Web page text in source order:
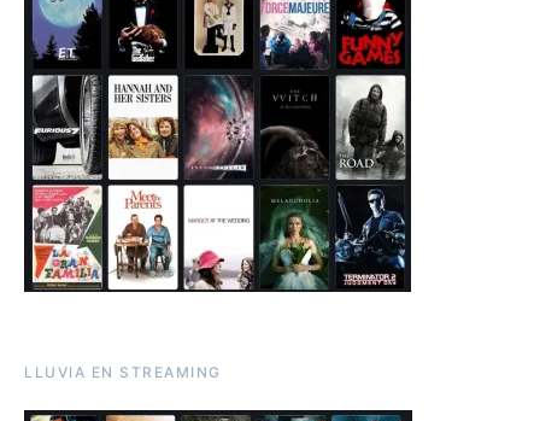
LLUVIA EN STREAMING